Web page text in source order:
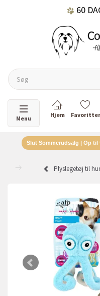
60
Skifte navigation
Menu
Slut Sommerudsalg | Op til
Plyslegetøj til